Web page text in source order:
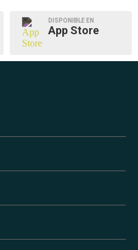
DISPONIBLE EN
App Store